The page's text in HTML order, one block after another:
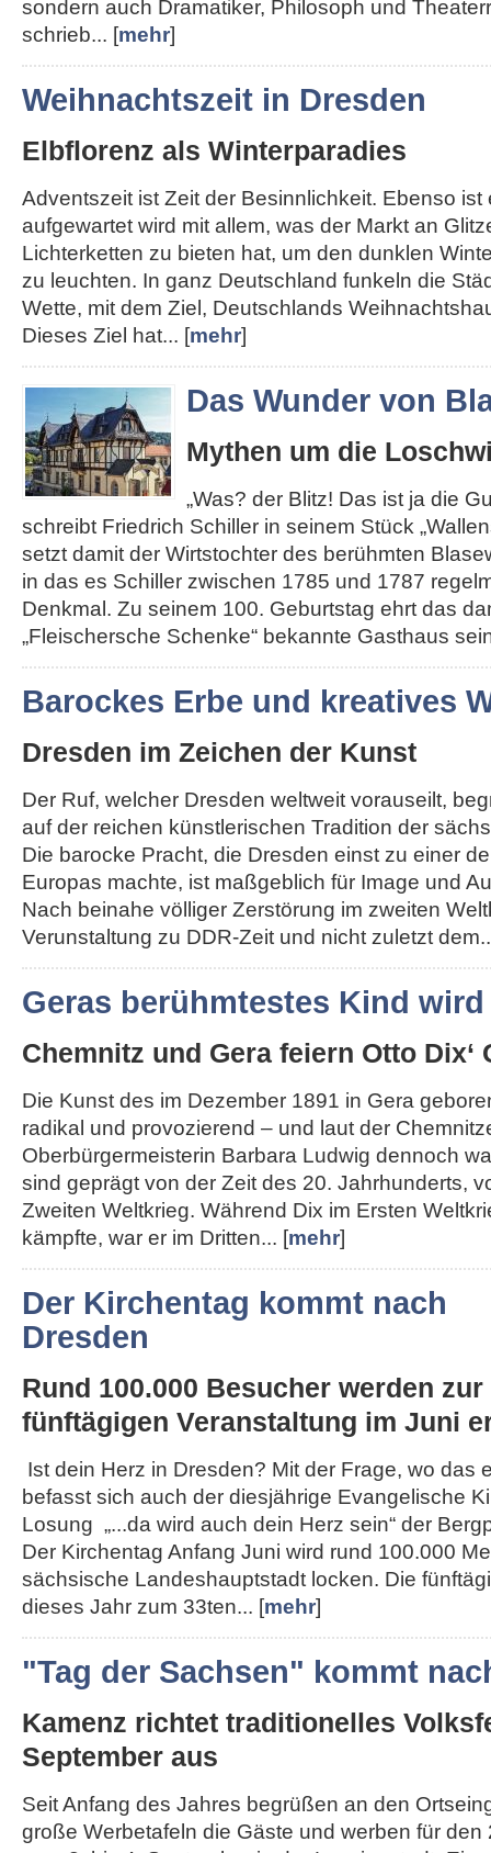
sondern auch Dramatiker, Philosoph und
schrieb... [mehr]
Weihnachtszeit in Dresden
Elbflorenz als Winterparadies
Adventszeit ist Zeit der Besinnlichkeit. Ebenso ist
aufgewartet wird mit allem, was der Markt an
Lichterketten zu bieten hat, um den dunklen
zu leuchten. In ganz Deutschland funkeln die
Wette, mit dem Ziel, Deutschlands
Dieses Ziel hat... [mehr]
Das Wunder von
Mythen um die
„Was? der Blitz! Das ist ja die
schreibt Friedrich Schiller in seinem Stück
setzt damit der Wirtstochter des berühmten
in das es Schiller zwischen 1785 und 1787
Denkmal. Zu seinem 100. Geburtstag ehrt das
„Fleischersche Schenke“ bekannte Gasthaus
Barockes Erbe und kreatives
Dresden im Zeichen der Kunst
Der Ruf, welcher Dresden weltweit vorauseilt,
auf der reichen künstlerischen Tradition der
Die barocke Pracht, die Dresden einst zu einer
Europas machte, ist maßgeblich für Image und
Nach beinahe völliger Zerstörung im zweiten
Verunstaltung zu DDR-Zeit und nicht zuletzt
Geras berühmtestes Kind wird
Chemnitz und Gera feiern Otto Dix‘
Die Kunst des im Dezember 1891 in Gera
radikal und provozierend – und laut der
Oberbürgermeisterin Barbara Ludwig dennoch
sind geprägt von der Zeit des 20. Jahrhunderts,
Zweiten Weltkrieg. Während Dix im Ersten
kämpfte, war er im Dritten... [mehr]
Der Kirchentag kommt nach
Dresden
Rund 100.000 Besucher werden zur
fünftägigen Veranstaltung im Juni
Ist dein Herz in Dresden? Mit der Frage, wo das
befasst sich auch der diesjährige Evangelische
Losung „...da wird auch dein Herz sein“ der
Der Kirchentag Anfang Juni wird rund 100.000
sächsische Landeshauptstadt locken. Die
dieses Jahr zum 33ten... [mehr]
"Tag der Sachsen" kommt
Kamenz richtet traditionelles
September aus
Seit Anfang des Jahres begrüßen an den
große Werbetafeln die Gäste und werben für den